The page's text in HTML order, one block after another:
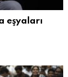
eşyaları